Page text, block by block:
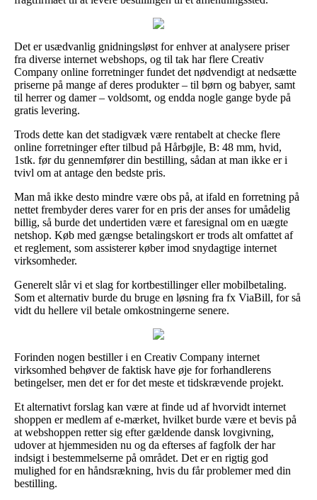
Det er usædvanlig gnidningsløst for enhver at analysere priser
fra diverse internet webshops, og til tak har flere Creativ
Company online forretninger fundet det nødvendigt at nedsætte
priserne på mange af deres produkter – til børn og babyer, samt
til herrer og damer – voldsomt, og endda nogle gange byde på
gratis levering.
Trods dette kan det stadigvæk være rentabelt at checke flere
online forretninger efter tilbud på Hårbøjle, B: 48 mm, hvid,
1stk. før du gennemfører din bestilling, sådan at man ikke er i
tvivl om at antage den bedste pris.
Man må ikke desto mindre være obs på, at ifald en forretning på
nettet frembyder deres varer for en pris der anses for umådelig
billig, så burde det undertiden være et faresignal om en uægte
netshop. Køb med gængse betalingskort er trods alt omfattet af
et reglement, som assisterer køber imod snydagtige internet
virksomheder.
Generelt slår vi et slag for kortbestillinger eller mobilbetaling.
Som et alternativ burde du bruge en løsning fra fx ViaBill, for så
vidt du hellere vil betale omkostningerne senere.
Forinden nogen bestiller i en Creativ Company internet
virksomhed behøver de faktisk have øje for forhandlerens
betingelser, men det er for det meste et tidskrævende projekt.
Et alternativt forslag kan være at finde ud af hvorvidt internet
shoppen er medlem af e-mærket, hvilket burde være et bevis på
at webshoppen retter sig efter gældende dansk lovgivning,
udover at hjemmesiden nu og da efterses af fagfolk der har
indsigt i bestemmelserne på området. Det er en rigtig god
mulighed for en håndsrækning, hvis du får problemer med din
bestilling.